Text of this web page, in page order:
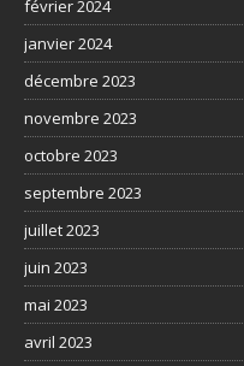
février 2024
janvier 2024
décembre 2023
novembre 2023
octobre 2023
septembre 2023
juillet 2023
juin 2023
mai 2023
avril 2023